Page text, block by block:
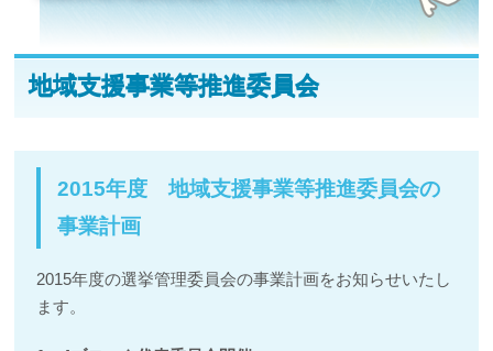
地域支援事業等推進委員会
2015年度 地域支援事業等推進委員会の
事業計画
2015年度の選挙管理委員会の事業計画をお知らせいたし
ます。